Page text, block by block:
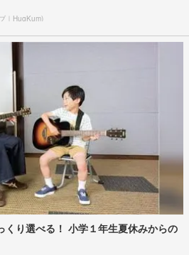
｜HugKum)
くり選べる！ 小学１年生夏休みからの